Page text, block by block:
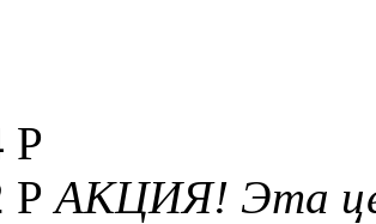
Р
РАКЦИЯ! Эта